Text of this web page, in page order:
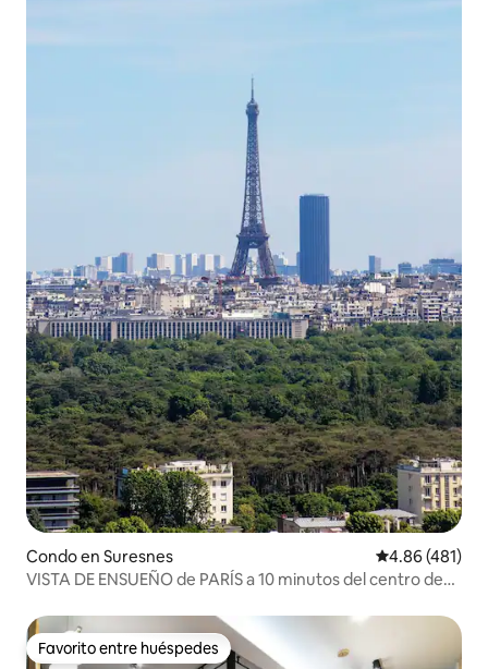
Condo en Suresnes Calificación
4.86 (481)
VISTA DE ENSUEÑO de PARÍS a 10 minutos del centro de
Favorito entre huéspedes
Favorito entre huéspedes